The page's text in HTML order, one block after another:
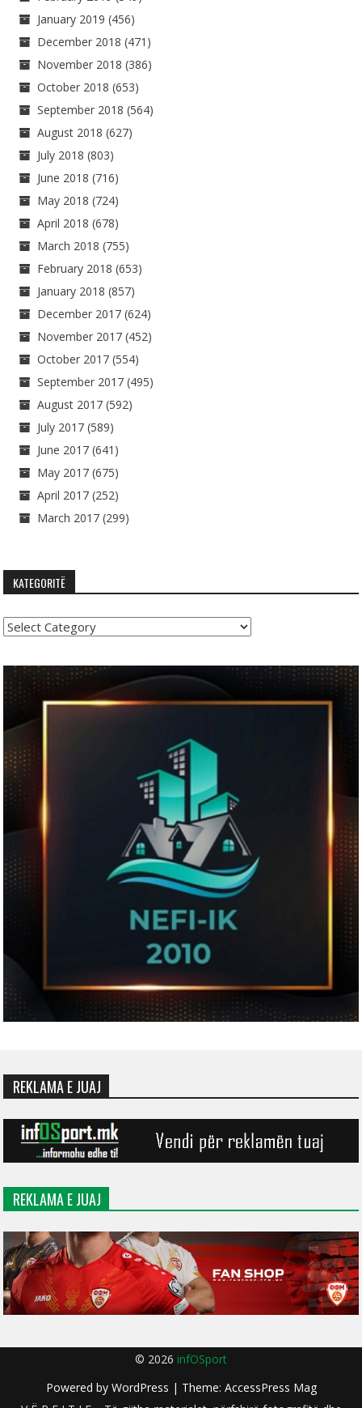
January 2019 (456)
December 2018 (471)
November 2018 (386)
October 2018 (653)
September 2018 (564)
August 2018 (627)
July 2018 (803)
June 2018 (716)
May 2018 (724)
April 2018 (678)
March 2018 (755)
February 2018 (653)
January 2018 (857)
December 2017 (624)
November 2017 (452)
October 2017 (554)
September 2017 (495)
August 2017 (592)
July 2017 (589)
June 2017 (641)
May 2017 (675)
April 2017 (252)
March 2017 (299)
KATEGORITË
Kategoritë
REKLAMA E JUAJ
REKLAMA E JUAJ
© 2026 infOSport
Powered by WordPress | Theme: AccessPress Mag